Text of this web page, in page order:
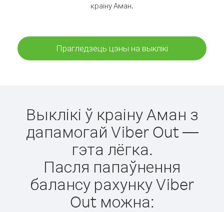
краіну Аман.
Прагледзець цэны на выклікі
Выклікі ў краіну Аман з
дапамогай Viber Out —
гэта лёгка.
Пасля папаўнення
балансу рахунку Viber
Out можна: